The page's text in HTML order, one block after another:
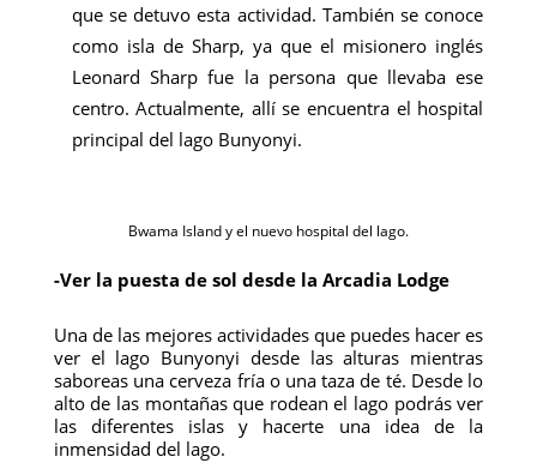
que se detuvo esta actividad. También se conoce
como isla de Sharp, ya que el misionero inglés
Leonard Sharp fue la persona que llevaba ese
centro. Actualmente, allí se encuentra el hospital
principal del lago Bunyonyi.
Bwama Island y el nuevo hospital del lago.
-Ver la puesta de sol desde la Arcadia Lodge
Una de las mejores actividades que puedes hacer es
ver el lago Bunyonyi desde las alturas mientras
saboreas una cerveza fría o una taza de té. Desde lo
alto de las montañas que rodean el lago podrás ver
las diferentes islas y hacerte una idea de la
inmensidad del lago.